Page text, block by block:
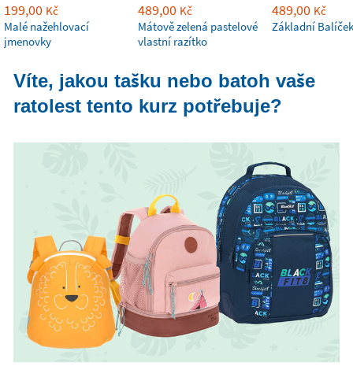
199,00 Kč
Malé nažehlovací
jmenovky
489,00 Kč
Mátově zelená pastelové
vlastní razítko
489,00 Kč
Základní Balíček
Víte, jakou tašku nebo batoh vaše
ratolest tento kurz potřebuje?